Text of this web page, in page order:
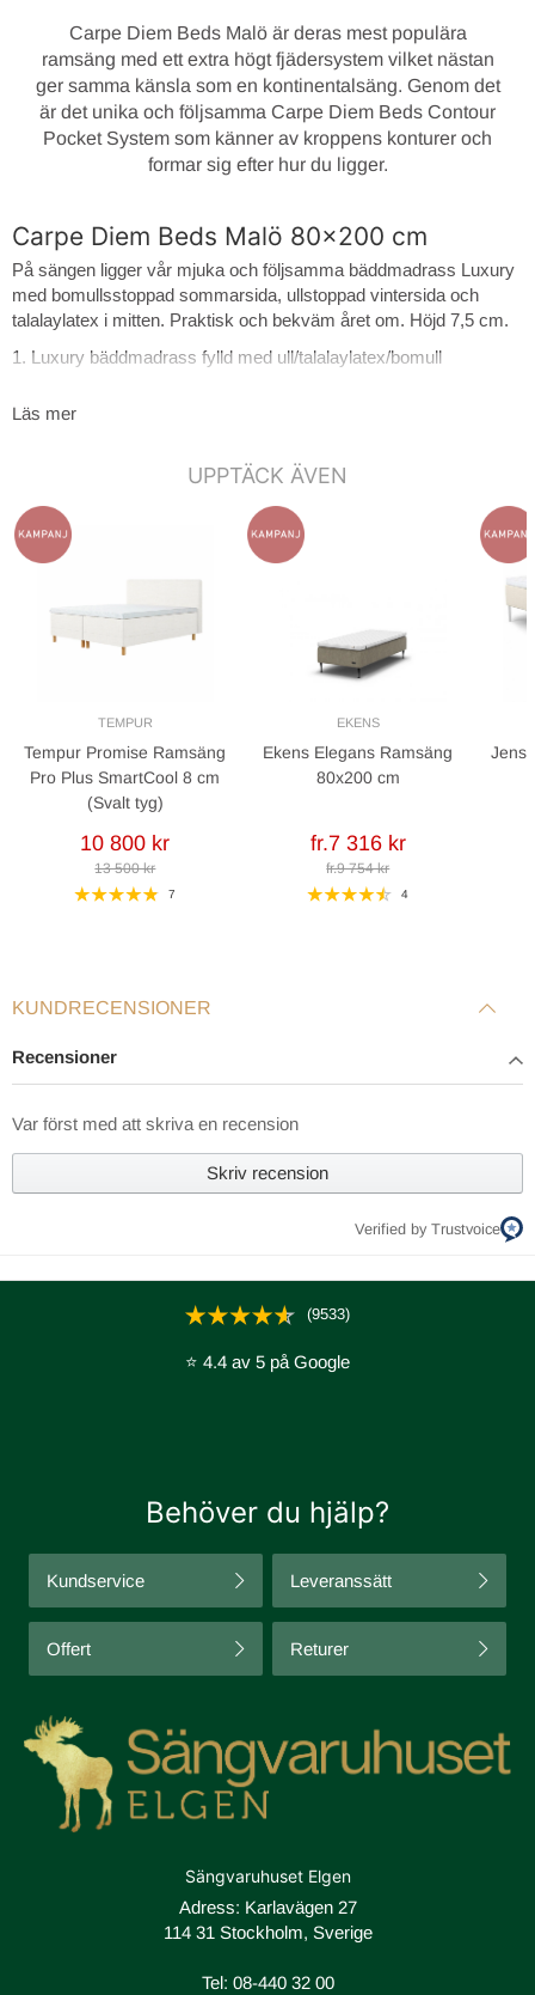
Carpe Diem Beds Malö är deras mest populära
ramsäng med ett extra högt fjädersystem vilket nästan
ger samma känsla som en kontinentalsäng. Genom det
är det unika och följsamma Carpe Diem Beds Contour
Pocket System som känner av kroppens konturer och
formar sig efter hur du ligger.
Carpe Diem Beds Malö 80x200 cm
På sängen ligger vår mjuka och följsamma bäddmadrass Luxury
med bomullsstoppad sommarsida, ullstoppad vintersida och
talalaylatex i mitten. Praktisk och bekväm året om. Höjd 7,5 cm.
1. Luxury bäddmadrass fylld med ull/talalaylatex/bomull
4. Värmebehandlad pocket 13 cm
5. Sängram av svensk furu med nedsänkta ribbor
Höjd inkl. bäddmadrass: 40 cm
Läs mer
UPPTÄCK ÄVEN
TEMPUR
Tempur Promise Ramsäng
Pro Plus SmartCool 8 cm
(Svalt tyg)
10 800 kr
13 500 kr
7
EKENS
Ekens Elegans Ramsäng
80x200 cm
fr.7 316 kr
fr.9 754 kr
4
KUNDRECENSIONER
Recensioner
Var först med att skriva en recension
Skriv recension
Verified by Trustvoice
(9533)
⭐ 4.4 av 5 på Google
Behöver du hjälp?
Kundservice Leveranssätt
Offert Returer
Sängvaruhuset Elgen
Adress: Karlavägen 27
114 31 Stockholm, Sverige
Tel: 08-440 32 00